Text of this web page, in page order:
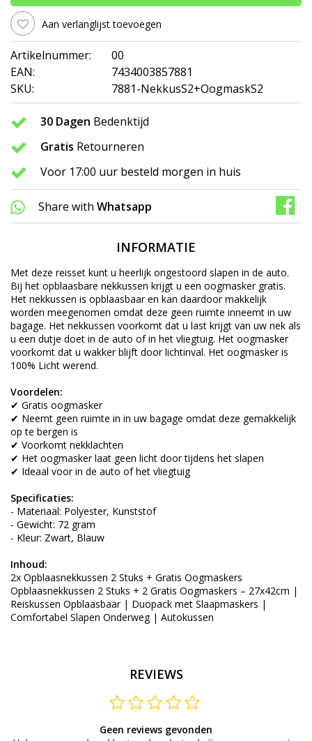
Aan verlanglijst toevoegen
Artikelnummer:
00
EAN:
7434003857881
SKU:
7881-NekkusS2+OogmaskS2
30 Dagen Bedenktijd
Gratis Retourneren
Voor 17:00 uur besteld morgen in huis
Share with Whatsapp
INFORMATIE
Met deze reisset kunt u heerlijk ongestoord slapen in de auto.
Bij het opblaasbare nekkussen krijgt u een oogmasker gratis.
Het nekkussen is opblaasbaar en kan daardoor makkelijk
worden meegenomen omdat deze geen ruimte inneemt in uw
bagage. Het nekkussen voorkomt dat u last krijgt van uw nek als
u een dutje doet in de auto of in het vliegtuig. Het oogmasker
voorkomt dat u wakker blijft door lichtinval. Het oogmasker is
100% Licht werend.
Voordelen:
✔ Gratis oogmasker
✔ Neemt geen ruimte in in uw bagage omdat deze gemakkelijk
op te bergen is
✔ Voorkomt nekklachten
✔ Het oogmasker laat geen licht door tijdens het slapen
✔ Ideaal voor in de auto of het vliegtuig
Specificaties:
- Materiaal: Polyester, Kunststof
- Gewicht: 72 gram
- Kleur: Zwart, Blauw
Inhoud:
2x Opblaasnekkussen 2 Stuks + Gratis Oogmaskers
Opblaasnekkussen 2 Stuks + 2 Gratis Oogmaskers – 27x42cm |
Reiskussen Opblaasbaar | Duopack met Slaapmaskers |
Comfortabel Slapen Onderweg | Autokussen
REVIEWS
Geen reviews gevonden